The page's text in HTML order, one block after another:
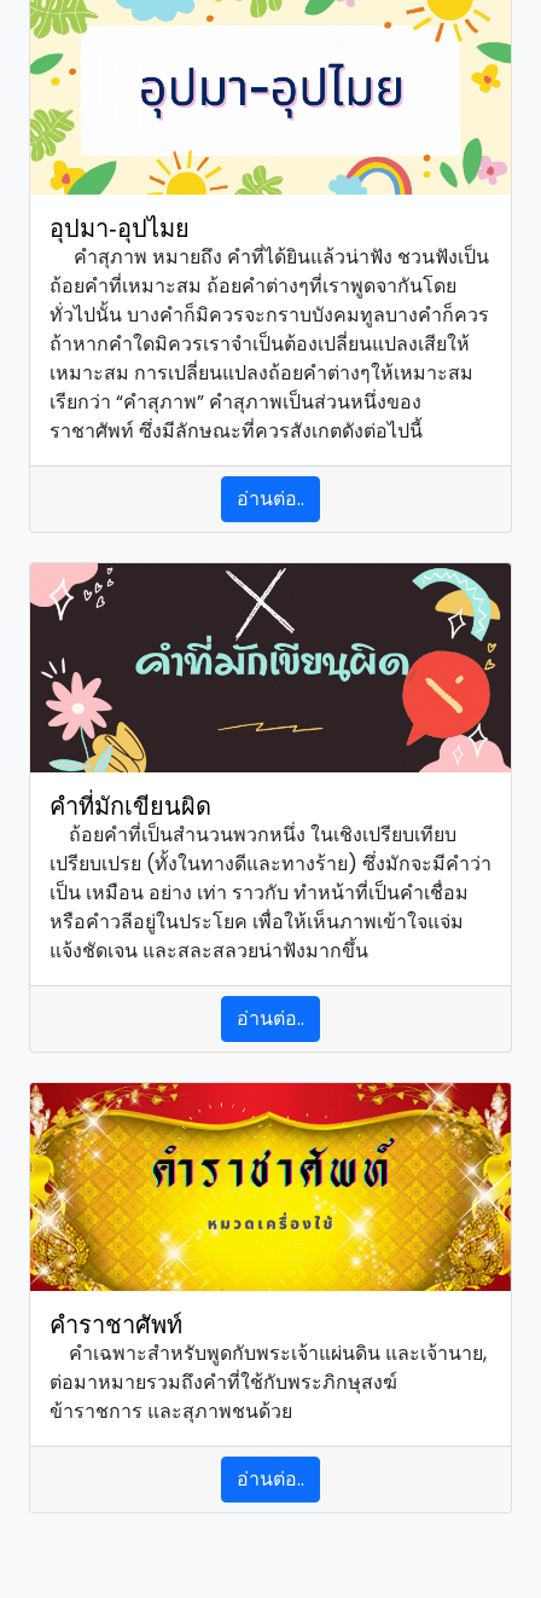
อุปมา-อุปไมย
คำสุภาพ หมายถึง คำที่ได้ยินแล้วน่าฟัง ชวนฟังเป็น
ถ้อยคำที่เหมาะสม ถ้อยคำต่างๆที่เราพูดจากันโดย
ทั่วไปนั้น บางคำก็มิควรจะกราบบังคมทูลบางคำก็ควร
ถ้าหากคำใดมิควรเราจำเป็นต้องเปลี่ยนแปลงเสียให้
เหมาะสม การเปลี่ยนแปลงถ้อยคำต่างๆให้เหมาะสม
เรียกว่า “คำสุภาพ” คำสุภาพเป็นส่วนหนึ่งของ
ราชาศัพท์ ซึ่งมีลักษณะที่ควรสังเกตดังต่อไปนี้
อ่านต่อ..
คำที่มักเขียนผิด
ถ้อยคำที่เป็นสำนวนพวกหนึ่ง ในเชิงเปรียบเทียบ
เปรียบเปรย (ทั้งในทางดีและทางร้าย) ซึ่งมักจะมีคำว่า
เป็น เหมือน อย่าง เท่า ราวกับ ทำหน้าที่เป็นคำเชื่อม
หรือคำวลีอยู่ในประโยค เพื่อให้เห็นภาพเข้าใจแจ่ม
แจ้งชัดเจน และสละสลวยน่าฟังมากขึ้น
อ่านต่อ..
คำราชาศัพท์
คำเฉพาะสำหรับพูดกับพระเจ้าแผ่นดิน และเจ้านาย,
ต่อมาหมายรวมถึงคำที่ใช้กับพระภิกษุสงฆ์
ข้าราชการ และสุภาพชนด้วย
อ่านต่อ..